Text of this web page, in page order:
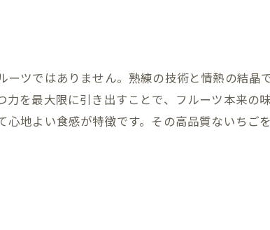
ツではありません。熟練の技術と情熱の結晶
を最大限に引き出すことで、フルーツ本来の
地よい食感が特徴です。その高品質ないちご